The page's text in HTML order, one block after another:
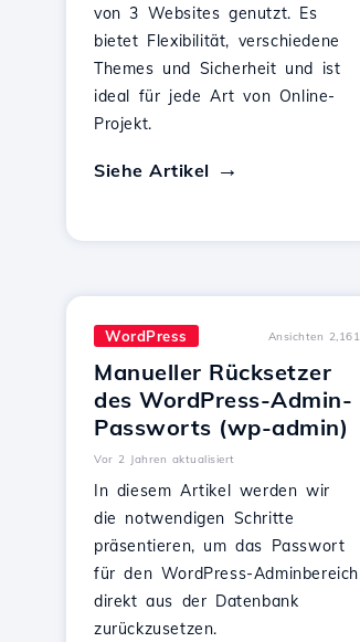
von 3 Websites genutzt. Es
bietet Flexibilität, verschiedene
Themes und Sicherheit und ist
ideal für jede Art von Online-
Projekt.
Siehe Artikel
WordPress Ansichten 2,161
Manueller Rücksetzer
des WordPress-Admin-
Passworts (wp-admin)
Vor 2 Jahren aktualisiert
In diesem Artikel werden wir
die notwendigen Schritte
präsentieren, um das Passwort
für den WordPress-Adminbereich
direkt aus der Datenbank
zurückzusetzen.